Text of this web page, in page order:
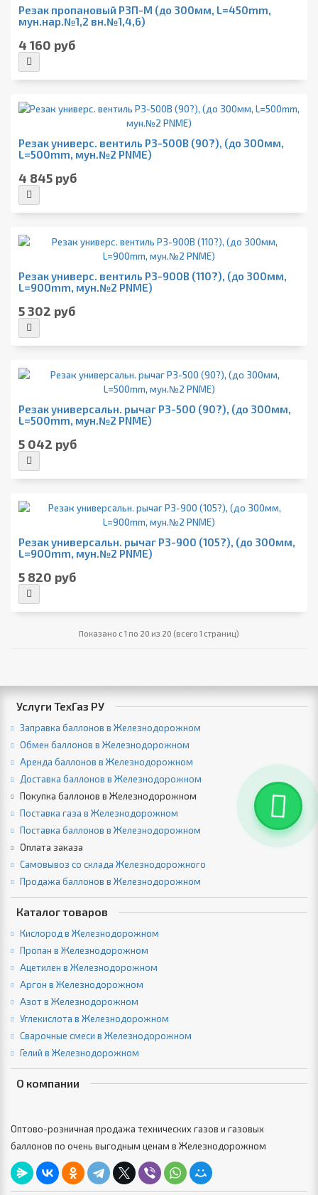
Резак пропановый Р3П-М (до 300мм, L=450mm,
мун.нар.№1,2 вн.№1,4,6)
4 160 руб
Резак универс. вентиль Р3-500В (90?), (до 300мм,
L=500mm, мун.№2 PNME)
4 845 руб
Резак универс. вентиль Р3-900В (110?), (до 300мм,
L=900mm, мун.№2 PNME)
5 302 руб
Резак универсальн. рычаг Р3-500 (90?), (до 300мм,
L=500mm, мун.№2 PNME)
5 042 руб
Резак универсальн. рычаг Р3-900 (105?), (до 300мм,
L=900mm, мун.№2 PNME)
5 820 руб
Показано с 1 по 20 из 20 (всего 1 страниц)
Услуги ТехГаз РУ
Заправка баллонов в Железнодорожном
Обмен баллонов в Железнодорожном
Аренда баллонов в Железнодорожном
Доставка баллонов в Железнодорожном
Покупка баллонов в Железнодорожном
Поставка газа в Железнодорожном
Поставка баллонов в Железнодорожном
Оплата заказа
Самовывоз со склада Железнодорожного
Продажа баллонов в Железнодорожном
Каталог товаров
Кислород в Железнодорожном
Пропан в Железнодорожном
Ацетилен в Железнодорожном
Аргон в Железнодорожном
Азот в Железнодорожном
Углекислота в Железнодорожном
Сварочные смеси в Железнодорожном
Гелий в Железнодорожном
О компании
Оптово-розничная продажа технических газов и газовых
баллонов по очень выгодным ценам в Железнодорожном